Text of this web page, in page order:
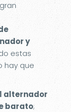
y
estas
hay que
alternador
barato;